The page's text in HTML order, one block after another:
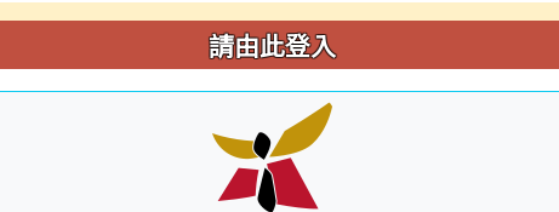
請由此登入